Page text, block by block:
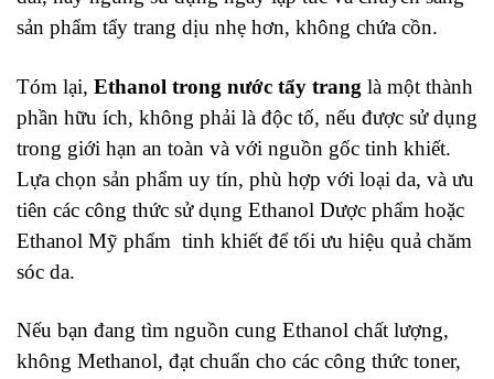
sản phẩm tẩy trang dịu nhẹ hơn, không chứa cồn.
Tóm lại, Ethanol trong nước tẩy trang là một thành
phần hữu ích, không phải là độc tố, nếu được sử dụng
trong giới hạn an toàn và với nguồn gốc tinh khiết.
Lựa chọn sản phẩm uy tín, phù hợp với loại da, và ưu
tiên các công thức sử dụng Ethanol Dược phẩm hoặc
Ethanol Mỹ phẩm tinh khiết để tối ưu hiệu quả chăm
sóc da.
Nếu bạn đang tìm nguồn cung Ethanol chất lượng,
không Methanol, đạt chuẩn cho các công thức toner,